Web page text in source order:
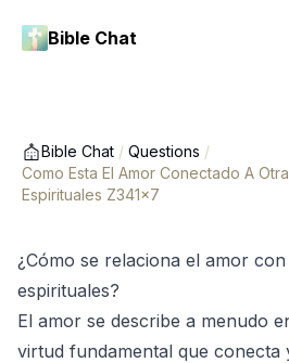
Bible Chat
Bible Chat / Questions /
Como Esta El Amor Conectado A
Espirituales Z341x7
¿Cómo se relaciona el amor
espirituales?
El amor se describe a menudo
virtud fundamental que conecta